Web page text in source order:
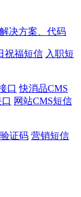
决方案、代码
祝福短信 入职短
口 快消品CMS
网站CMS短信
证码 营销短信